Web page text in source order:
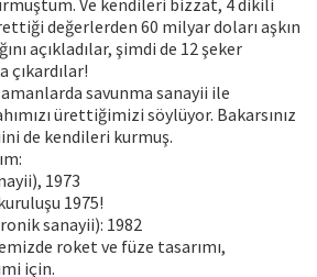
Ve kendileri bizzat, 4 dikili
değerlerden 60 milyar doları aşkın
açıkladılar, şimdi de 12 şeker
çıkardılar!
savunma sanayii ile
ürettiğimizi söylüyor. Bakarsınız
de kendileri kurmuş.
1973
1975!
sanayii): 1982
roket ve füze tasarımı,
için.